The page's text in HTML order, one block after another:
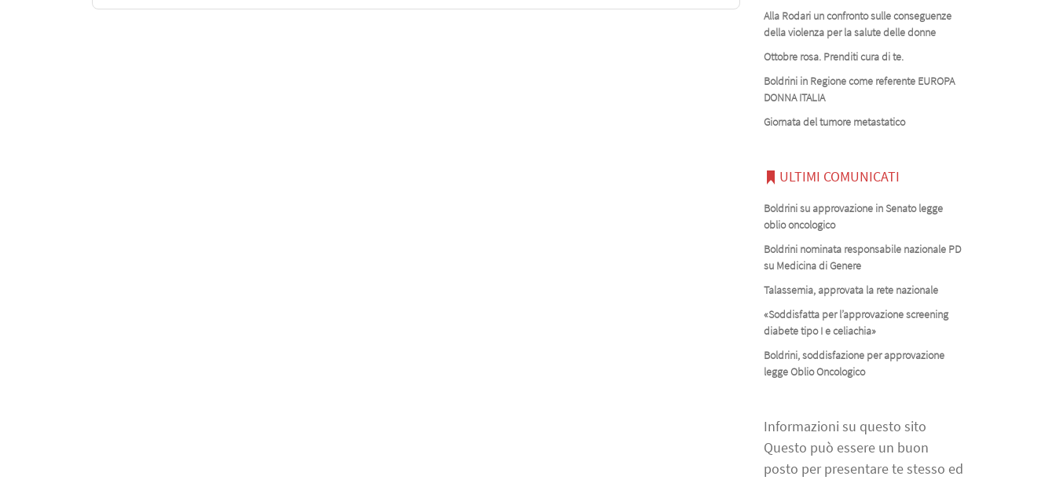
Alla Rodari un confronto sulle conseguenze
della violenza per la salute delle donne
Ottobre rosa. Prenditi cura di te.
Boldrini in Regione come referente EUROPA
DONNA ITALIA
Giornata del tumore metastatico
ULTIMI COMUNICATI
Boldrini su approvazione in Senato legge
oblio oncologico
Boldrini nominata responsabile nazionale PD
su Medicina di Genere
Talassemia, approvata la rete nazionale
«Soddisfatta per l’approvazione screening
diabete tipo I e celiachia»
Boldrini, soddisfazione per approvazione
legge Oblio Oncologico
Informazioni su questo sito
Questo può essere un buon
posto per presentare te stesso ed